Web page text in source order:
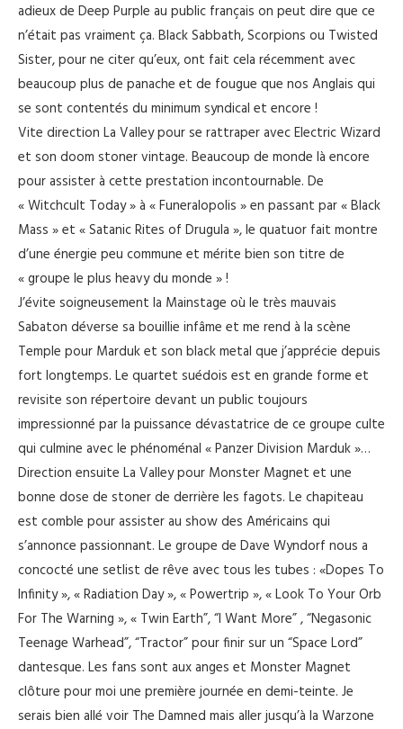
adieux de Deep Purple au public français on peut dire que ce
n’était pas vraiment ça. Black Sabbath, Scorpions ou Twisted
Sister, pour ne citer qu’eux, ont fait cela récemment avec
beaucoup plus de panache et de fougue que nos Anglais qui
se sont contentés du minimum syndical et encore !
Vite direction La Valley pour se rattraper avec Electric Wizard
et son doom stoner vintage. Beaucoup de monde là encore
pour assister à cette prestation incontournable. De
« Witchcult Today » à « Funeralopolis » en passant par « Black
Mass » et « Satanic Rites of Drugula », le quatuor fait montre
d’une énergie peu commune et mérite bien son titre de
« groupe le plus heavy du monde » !
J’évite soigneusement la Mainstage où le très mauvais
Sabaton déverse sa bouillie infâme et me rend à la scène
Temple pour Marduk et son black metal que j’apprécie depuis
fort longtemps. Le quartet suédois est en grande forme et
revisite son répertoire devant un public toujours
impressionné par la puissance dévastatrice de ce groupe culte
qui culmine avec le phénoménal « Panzer Division Marduk »…
Direction ensuite La Valley pour Monster Magnet et une
bonne dose de stoner de derrière les fagots. Le chapiteau
est comble pour assister au show des Américains qui
s’annonce passionnant. Le groupe de Dave Wyndorf nous a
concocté une setlist de rêve avec tous les tubes : «Dopes To
Infinity », « Radiation Day », « Powertrip », « Look To Your Orb
For The Warning », « Twin Earth”, “I Want More” , “Negasonic
Teenage Warhead”, “Tractor” pour finir sur un “Space Lord”
dantesque. Les fans sont aux anges et Monster Magnet
clôture pour moi une première journée en demi-teinte. Je
serais bien allé voir The Damned mais aller jusqu’à la Warzone